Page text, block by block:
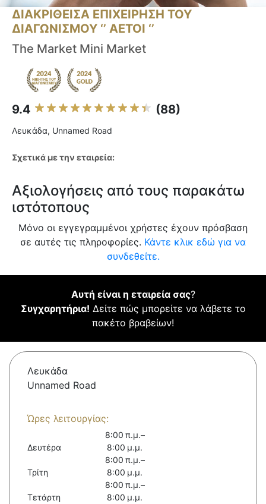
ΔΙΑΚΡΙΘΕΙΣΑ ΕΠΙΧΕΙΡΗΣΗ ΤΟΥ
ΔΙΑΓΩΝΙΣΜΟΥ ‘’ ΑΕΤΟΙ ‘’
The Market Mini Market
9.4 (88)
Λευκάδα, Unnamed Road
Σχετικά με την εταιρεία:
Αξιολογήσεις από τους παρακάτω
ιστότοπους
Μόνο οι εγγεγραμμένοι χρήστες έχουν πρόσβαση
σε αυτές τις πληροφορίες. Κάντε κλικ εδώ για να
συνδεθείτε.
Αυτή είναι η εταιρεία σας?
Συγχαρητήρια! Δείτε πώς μπορείτε να λάβετε το
πακέτο βραβείων!
Λευκάδα
Unnamed Road
Ώρες λειτουργίας:
Δευτέρα
8:00 π.μ.–
8:00 μ.μ.
Τρίτη
8:00 π.μ.–
8:00 μ.μ.
Τετάρτη
8:00 π.μ.–
8:00 μ.μ.